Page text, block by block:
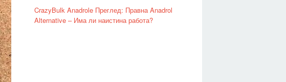
CrazyBulk Anadrole Преглед: Правна Anadrol
Alternative – Има ли наистина работа?